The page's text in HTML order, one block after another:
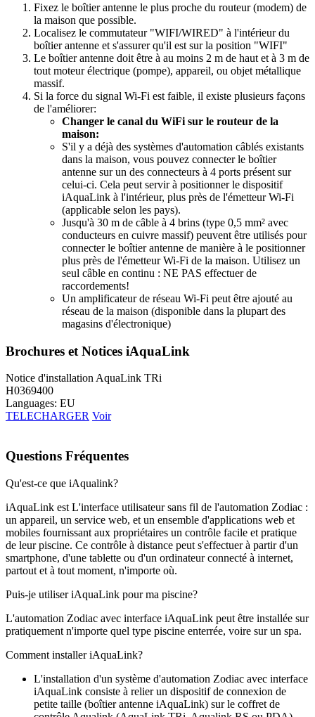
Fixez le boîtier antenne le plus proche du routeur (modem) de
la maison que possible.
Localisez le commutateur "WIFI/WIRED" à l'intérieur du
boîtier antenne et s'assurer qu'il est sur la position "WIFI"
Le boîtier antenne doit être à au moins 2 m de haut et à 3 m de
tout moteur électrique (pompe), appareil, ou objet métallique
massif.
Si la force du signal Wi-Fi est faible, il existe plusieurs façons
de l'améliorer:
Changer le canal du WiFi sur le routeur de la
maison:
S'il y a déjà des systèmes d'automation câblés existants
dans la maison, vous pouvez connecter le boîtier
antenne sur un des connecteurs à 4 ports présent sur
celui-ci. Cela peut servir à positionner le dispositif
iAquaLink à l'intérieur, plus près de l'émetteur Wi-Fi
(applicable selon les pays).
Jusqu'à 30 m de câble à 4 brins (type 0,5 mm² avec
conducteurs en cuivre massif) peuvent être utilisés pour
connecter le boîtier antenne de manière à le positionner
plus près de l'émetteur Wi-Fi de la maison. Utilisez un
seul câble en continu : NE PAS effectuer de
raccordements!
Un amplificateur de réseau Wi-Fi peut être ajouté au
réseau de la maison (disponible dans la plupart des
magasins d'électronique)
Brochures et Notices iAquaLink
Notice d'installation AquaLink TRi
H0369400
Languages: EU
TELECHARGER Voir
Questions Fréquentes
Qu'est-ce que iAqualink?
iAquaLink est L'interface utilisateur sans fil de l'automation Zodiac :
un appareil, un service web, et un ensemble d'applications web et
mobiles fournissant aux propriétaires un contrôle facile et pratique
de leur piscine. Ce contrôle à distance peut s'effectuer à partir d'un
smartphone, d'une tablette ou d'un ordinateur connecté à internet,
partout et à tout moment, n'importe où.
Puis-je utiliser iAquaLink pour ma piscine?
L'automation Zodiac avec interface iAquaLink peut être installée sur
pratiquement n'importe quel type piscine enterrée, voire sur un spa.
Comment installer iAquaLink?
L'installation d'un système d'automation Zodiac avec interface
iAquaLink consiste à relier un dispositif de connexion de
petite taille (boîtier antenne iAquaLink) sur le coffret de